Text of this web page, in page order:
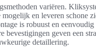
variëren.
mogelijk en leveren schone
is robuust en eenvoudig
bevestigingen geven een
detaillering.